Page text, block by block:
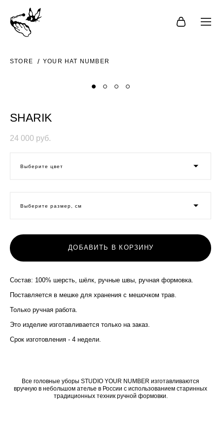
STORE YOUR HAT NUMBER
SHARIK
24 000 pуб.
Выберите цвет
Выберите размер, см
ДОБАВИТЬ В КОРЗИНУ
Состав: 100% шерсть, шёлк, ручные швы, ручная формовка.
Поставляется в мешке для хранения с мешочком трав.
Только ручная работа.
Это изделие изготавливается только на заказ. ​
Срок изготовления - 4 недели.
Все головные уборы STUDIO YOUR NUMBER изготавливаются
вручную в небольшом ателье в России с использованием старинных
традиционных техник ручной формовки.